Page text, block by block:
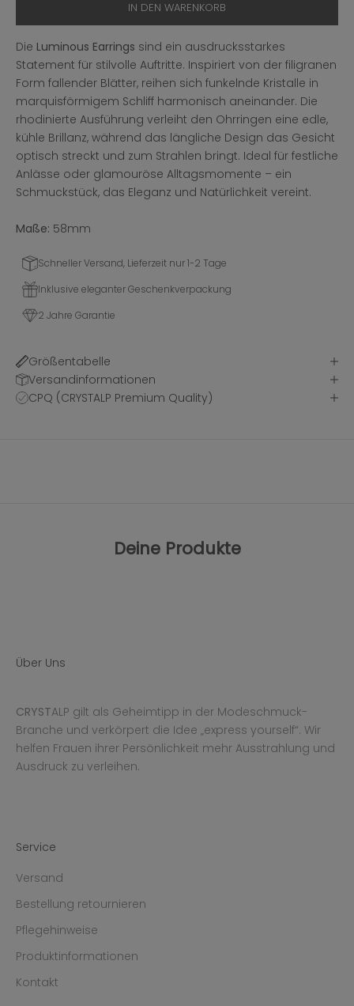
IN DEN WARENKORB
Die Luminous Earrings sind ein ausdrucksstarkes
Statement für stilvolle Auftritte. Inspiriert von der filigranen
Form fallender Blätter, reihen sich funkelnde Kristalle in
marquisförmigem Schliff harmonisch aneinander. Die
rhodinierte Ausführung verleiht den Ohrringen eine edle,
kühle Brillanz, während das längliche Design das Gesicht
optisch streckt und zum Strahlen bringt. Ideal für festliche
Anlässe oder glamouröse Alltagsmomente – ein
Schmuckstück, das Eleganz und Natürlichkeit vereint.
Maße: 58mm
Schneller Versand, Lieferzeit nur 1-2 Tage
Inklusive eleganter Geschenkverpackung
2 Jahre Garantie
Größentabelle
Versandinformationen
CPQ (CRYSTALP Premium Quality)
Deine Produkte
Über Uns
CRYSTALP gilt als Geheimtipp in der Modeschmuck-
Branche und verkörpert die Idee „express yourself“. Wir
helfen Frauen ihrer Persönlichkeit mehr Ausstrahlung und
Ausdruck zu verleihen.
Service
Versand
Bestellung retournieren
Pflegehinweise
Produktinformationen
Kontakt